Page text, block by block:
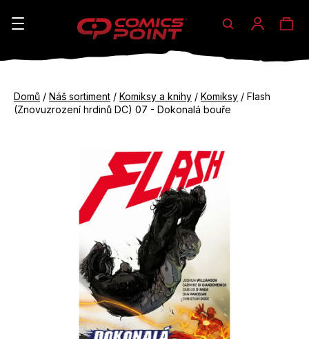
Hledat
Domů / Náš sortiment / Komiksy a knihy / Komiksy / Flash
(Znovuzrození hrdinů DC) 07 - Dokonalá bouře
K
do
do